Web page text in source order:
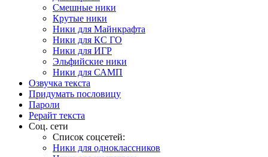
Смешные ники
Крутые ники
Ники для Майнкрафта
Ники для КС ГО
Ники для ИГР
Эльфийские ники
Ники для САМП
Озвучка текста
Придумать пословицу
Пароли
Рерайт текста
Соц. сети
Список соцсетей:
Ники для одноклассников